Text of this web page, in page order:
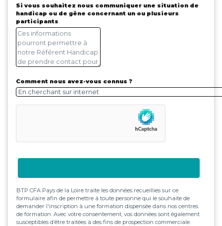
Si vous souhaitez nous communiquer une situation de
handicap ou de gêne concernant un ou plusieurs
participants
Comment nous avez-vous connus ?
BTP CFA Pays de la Loire traite les données recueillies sur ce
formulaire afin de permettre à toute personne qui le souhaite de
demander l'inscription à une formation dispensée dans nos centres
de formation. Avec votre consentement, vos données sont également
susceptibles d’être traitées à des fins de prospection commerciale.